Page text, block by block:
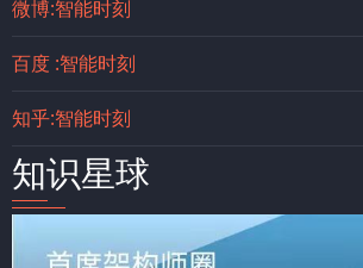
微博:智能时刻
百度 :智能时刻
知乎:智能时刻
知识星球